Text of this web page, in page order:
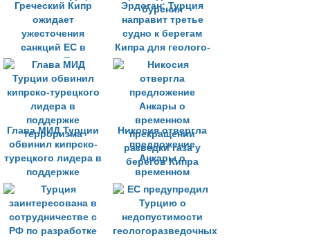
Греческий Кипр
ожидает
ужесточения
санкций ЕС в
отношении Турции
Эрдоган: Турция
направит третье
судно к берегам
Кипра для геолого-
разведочного
бурения
Глава МИД Турции
обвинил кипрско-
турецкого лидера в
поддержке
терроризма
Никосия отвергла
предложение
Анкары о
временном
прекращении
разведки газа у
берегов Кипра